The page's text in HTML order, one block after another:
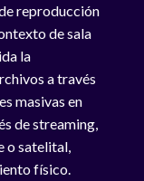
reproducción
de sala
la
a través
masivas en
de streaming,
o satelital,
físico.